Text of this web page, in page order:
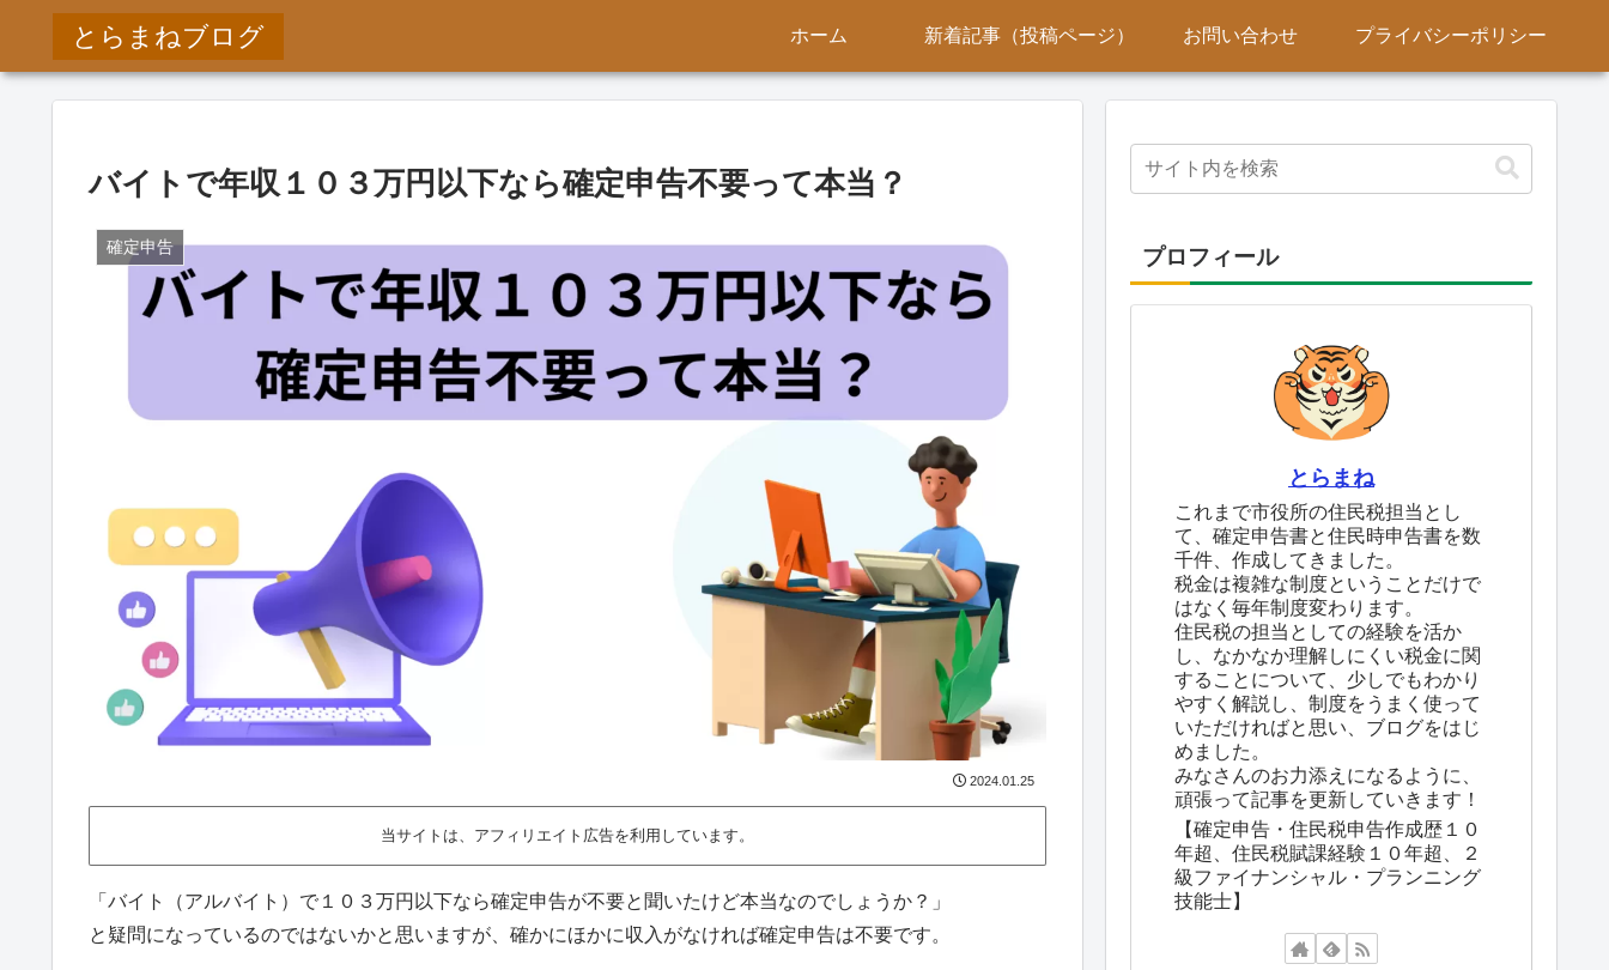
とらまねブログ ホーム 新着記事（投稿ページ） お問い合わせ プライバシーポリシー
バイトで年収１０３万円以下なら確定申告不要って本当？
確定申告
2024.01.25
当サイトは、アフィリエイト広告を利用しています。
「バイト（アルバイト）で１０３万円以下なら確定申告が不要と聞いたけど本当なのでしょうか？」
と疑問になっているのではないかと思いますが、確かにほかに収入がなければ確定申告は不要です。
プロフィール
とらまね
これまで市役所の住民税担当とし
て、確定申告書と住民時申告書を数
千件、作成してきました。
税金は複雑な制度ということだけで
はなく毎年制度変わります。
住民税の担当としての経験を活か
し、なかなか理解しにくい税金に関
することについて、少しでもわかり
やすく解説し、制度をうまく使って
いただければと思い、ブログをはじ
めました。
みなさんのお力添えになるように、
頑張って記事を更新していきます！
【確定申告・住民税申告作成歴１０
年超、住民税賦課経験１０年超、２
級ファイナンシャル・プランニング
技能士】